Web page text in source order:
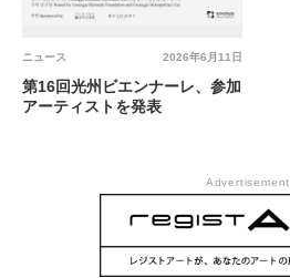
2026年6月11日
ニュース
第16回光州ビエンナーレ、参加
アーティストを発表
Advertisement